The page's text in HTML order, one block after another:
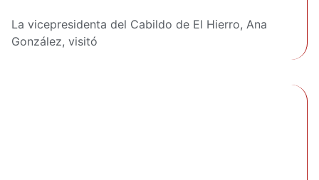
La vicepresidenta del Cabildo de El Hierro, Ana
González, visitó